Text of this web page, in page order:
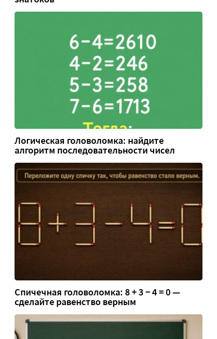
Логическая головоломка: найдите
алгоритм последовательности чисел
Спичечная головоломка: 8 + 3 − 4 = 0 —
сделайте равенство верным